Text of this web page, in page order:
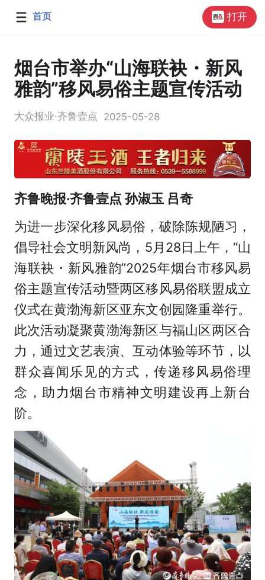
首页 打开
烟台市举办“山海联袂・新风
雅韵”移风易俗主题宣传活动
大众报业·齐鲁壹点 2025-05-28
齐鲁晚报·齐鲁壹点 孙淑玉 吕奇
为进一步深化移风易俗，破除陈规陋习，
倡导社会文明新风尚，5月28日上午，“山
海联袂・新风雅韵”2025年烟台市移风易
俗主题宣传活动暨两区移风易俗联盟成立
仪式在黄渤海新区亚东文创园隆重举行。
此次活动凝聚黄渤海新区与福山区两区合
力，通过文艺表演、互动体验等环节，以
群众喜闻乐见的方式，传递移风易俗理
念，助力烟台市精神文明建设再上新台
阶。